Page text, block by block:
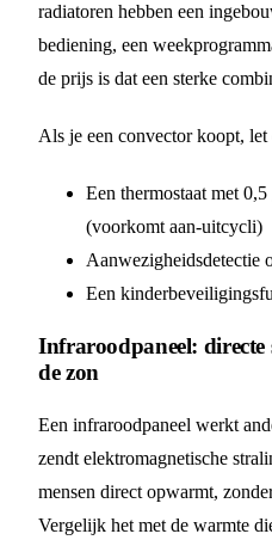
radiatoren hebben een
bediening, een
de prijs is dat een sterke
Als je een convector koopt, let
Een thermostaat met
(voorkomt aan-uitcycli)
Aanwezigheidsdetectie
Een
Infraroodpaneel: directe
de zon
Een infraroodpaneel werkt
zendt elektromagnetische
mensen direct opwarmt,
Vergelijk het met de warmte